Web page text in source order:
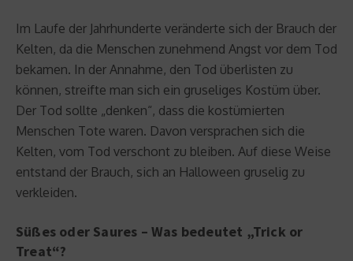
Im Laufe der Jahrhunderte veränderte sich der Brauch der
Kelten, da die Menschen zunehmend Angst vor dem Tod
bekamen. In der Annahme, den Tod überlisten zu
können, streifte man sich ein gruseliges Kostüm über.
Der Tod sollte „denken“, dass die kostümierten
Menschen Tote waren. Davon versprachen sich die
Kelten, vom Tod verschont zu bleiben. Auf diese Weise
entstand der Brauch, sich an Halloween gruselig zu
verkleiden.
Süßes oder Saures – Was bedeutet „Trick or
Treat“?